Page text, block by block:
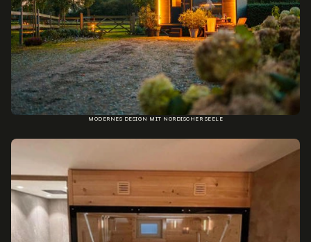
MODERNES DESIGN MIT NORDISCHER SEELE